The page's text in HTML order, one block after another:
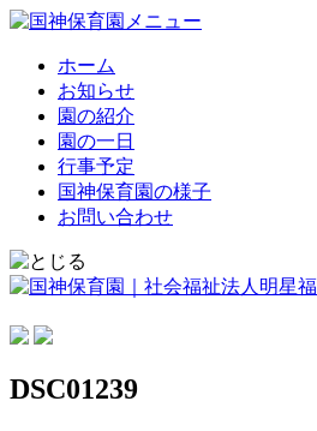
ホーム
お知らせ
園の紹介
園の一日
行事予定
国神保育園の様子
お問い合わせ
DSC01239